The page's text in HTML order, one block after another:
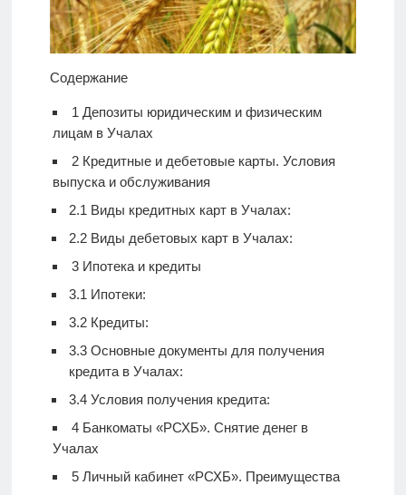
Содержание
1 Депозиты юридическим и физическим
лицам в Учалах
2Кредитные и дебетовые карты. Условия
выпуска и обслуживания
2.1 Виды кредитных карт в Учалах:
2.2Виды дебетовых карт в Учалах:
3Ипотека и кредиты
3.1 Ипотеки:
3.2Кредиты:
3.3Основные документы для получения
кредита в Учалах:
3.4Условия получения кредита:
4Банкоматы «РСХБ». Снятие денег в
Учалах
5Личный кабинет «РСХБ». Преимущества